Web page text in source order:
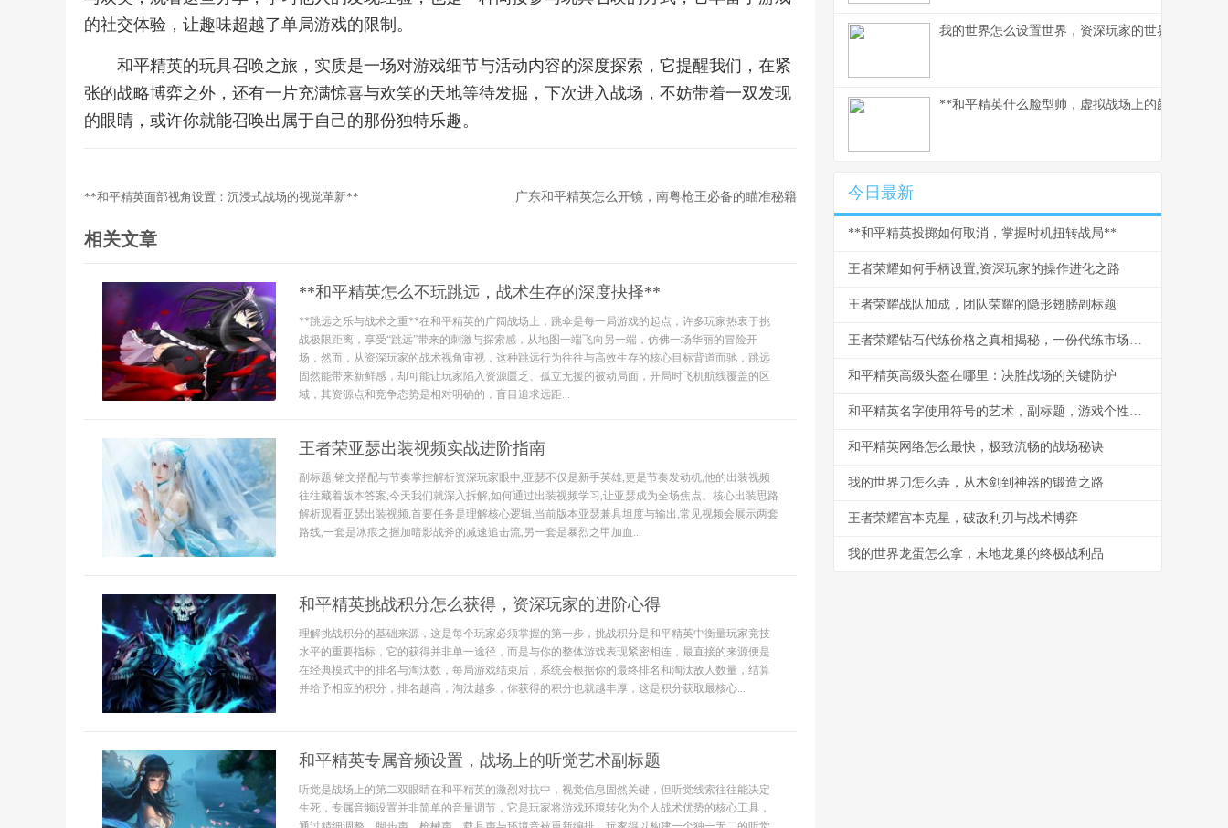
的社交体验，让趣味超越了单局游戏的限制。
和平精英的玩具召唤之旅，实质是一场对游戏细节与活动内容的深度探索，它提醒我们，在紧
张的战略博弈之外，还有一片充满惊喜与欢笑的天地等待发掘，下次进入战场，不妨带着一双发现
的眼睛，或许你就能召唤出属于自己的那份独特乐趣。
**和平精英面部视角设置：沉浸式战场的视觉革新** 广东和平精英怎么开镜，南粤枪王必备的瞄准秘籍
相关文章
**和平精英怎么不玩跳远，战术生存的深度抉择**
**跳远之乐与战术之重**在和平精英的广阔战场上，跳伞是每一局游戏的起点，许多玩家热衷于挑
战极限距离，享受“跳远”带来的刺激与探索感，从地图一端飞向另一端，仿佛一场华丽的冒险开
场，然而，从资深玩家的战术视角审视，这种跳远行为往往与高效生存的核心目标背道而驰，跳远
固然能带来新鲜感，却可能让玩家陷入资源匮乏、孤立无援的被动局面，开局时飞机航线覆盖的区
域，其资源点和竞争态势是相对明确的，盲目追求远距...
王者荣亚瑟出装视频实战进阶指南
副标题,铭文搭配与节奏掌控解析资深玩家眼中,亚瑟不仅是新手英雄,更是节奏发动机,他的出装视频
往往藏着版本答案,今天我们就深入拆解,如何通过出装视频学习,让亚瑟成为全场焦点。核心出装思路
解析观看亚瑟出装视频,首要任务是理解核心逻辑,当前版本亚瑟兼具坦度与输出,常见视频会展示两套
路线,一套是冰痕之握加暗影战斧的减速追击流,另一套是暴烈之甲加血...
和平精英挑战积分怎么获得，资深玩家的进阶心得
理解挑战积分的基础来源，这是每个玩家必须掌握的第一步，挑战积分是和平精英中衡量玩家竞技
水平的重要指标，它的获得并非单一途径，而是与你的整体游戏表现紧密相连，最直接的来源便是
在经典模式中的排名与淘汰数，每局游戏结束后，系统会根据你的最终排名和淘汰敌人数量，结算
并给予相应的积分，排名越高，淘汰越多，你获得的积分也就越丰厚，这是积分获取最核心...
和平精英专属音频设置，战场上的听觉艺术副标题
听觉是战场上的第二双眼睛在和平精英的激烈对抗中，视觉信息固然关键，但听觉线索往往能决定
生死，专属音频设置并非简单的音量调节，它是玩家将游戏环境转化为个人战术优势的核心工具，
我的世界怎么设置世界，资深玩家的世界塑造指南
**和平精英什么脸型帅，虚拟战场上的颜值与气场
今日最新
**和平精英投掷如何取消，掌握时机扭转战局**
王者荣耀如何手柄设置,资深玩家的操作进化之路
王者荣耀战队加成，团队荣耀的隐形翅膀副标题
王者荣耀钻石代练价格之真相揭秘，一份代练市场的深度剖析
和平精英高级头盔在哪里：决胜战场的关键防护
和平精英名字使用符号的艺术，副标题，游戏个性的视觉密码
和平精英网络怎么最快，极致流畅的战场秘诀
我的世界刀怎么弄，从木剑到神器的锻造之路
王者荣耀宫本克星，破敌利刃与战术博弈
我的世界龙蛋怎么拿，末地龙巢的终极战利品